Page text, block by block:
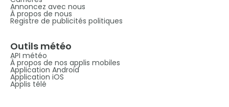
Annoncez avec nous
À propos de nous
Registre de publicités politiques
Outils météo
API météo
À propos de nos applis mobiles
Application Android
Application iOS
Applis télé